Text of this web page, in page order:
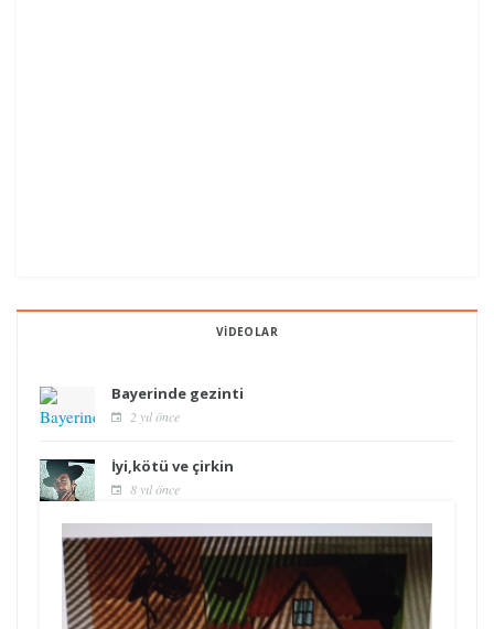
VIDEOLAR
Bayerinde gezinti
2 yıl önce
İyi,kötü ve çirkin
8 yıl önce